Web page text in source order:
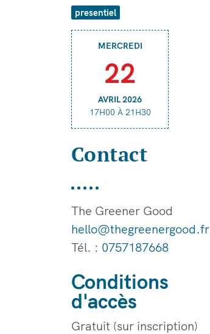
presentiel
MERCREDI
22
AVRIL 2026
17H00 À 21H30
Contact
The Greener Good
hello@thegreenergood.fr
Tél. : 0757187668
Conditions
d'accès
Gratuit (sur inscription)